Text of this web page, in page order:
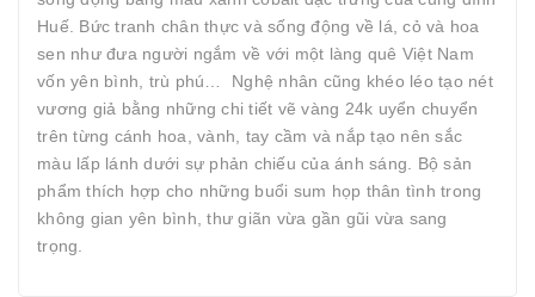
Huế. Bức tranh chân thực và sống động về lá, cỏ và hoa
sen như đưa người ngắm về với một làng quê Việt Nam
vốn yên bình, trù phú… Nghệ nhân cũng khéo léo tạo nét
vương giả bằng những chi tiết vẽ vàng 24k uyển chuyển
trên từng cánh hoa, vành, tay cầm và nắp tạo nên sắc
màu lấp lánh dưới sự phản chiếu của ánh sáng. Bộ sản
phẩm thích hợp cho những buổi sum họp thân tình trong
không gian yên bình, thư giãn vừa gần gũi vừa sang
trọng.